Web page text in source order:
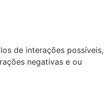
de interações possíveis,
negativas e ou